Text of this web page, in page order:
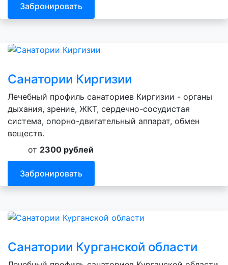
Забронировать
Санатории Киргизии
Лечебный профиль санаториев Киргизии - органы
дыхания, зрение, ЖКТ, сердечно-сосудистая
система, опорно-двигательный аппарат, обмен
веществ.
от 2300 рублей
Забронировать
Санатории Курганской области